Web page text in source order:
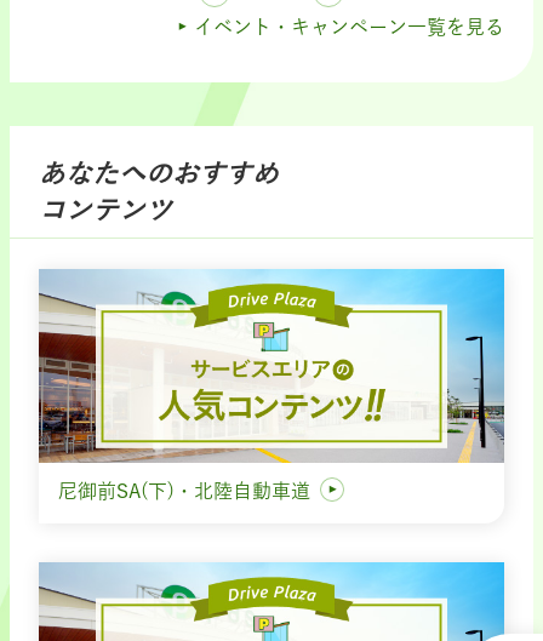
イベント・キャンペーン一覧を見る
あなたへのおすすめ
コンテンツ
尼御前SA(下)・北陸自動車道